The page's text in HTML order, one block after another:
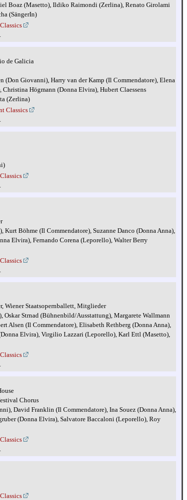
Boaz (Masetto), Ildiko Raimondi (Zerlina), Renato Girolami
(SängerIn)
de Galicia
Giovanni), Harry van der Kamp (Il Commendatore), Elena
Högmann (Donna Elvira), Hubert Claessens
(Zerlina)
Classics
Böhme (Il Commendatore), Suzanne Danco (Donna Anna),
Elvira), Fernando Corena (Leporello), Walter Berry
Wiener Staatsopernballett, Mitglieder
Strnad (Bühnenbild/Ausstattung), Margarete Wallmann
Alsen (Il Commendatore), Elisabeth Rethberg (Donna Anna),
Elvira), Virgilio Lazzari (Leporello), Karl Ettl (Masetto),
Chorus
David Franklin (Il Commendatore), Ina Souez (Donna Anna),
(Donna Elvira), Salvatore Baccaloni (Leporello), Roy